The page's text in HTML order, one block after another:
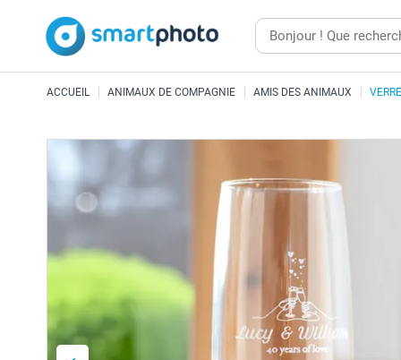
ACCUEIL ANIMAUX DE COMPAGNIE AMIS DES ANIMAUX